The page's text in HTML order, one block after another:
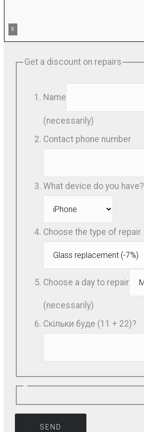
X
Get a discount on repairs
Name
(necessarily)
Contact phone number
What device do you have?
Choose the type of repair
Choose a day to repair
(necessarily)
Скільки буде (11 + 22)?